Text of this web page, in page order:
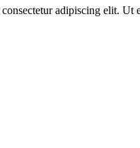
adipiscing elit.